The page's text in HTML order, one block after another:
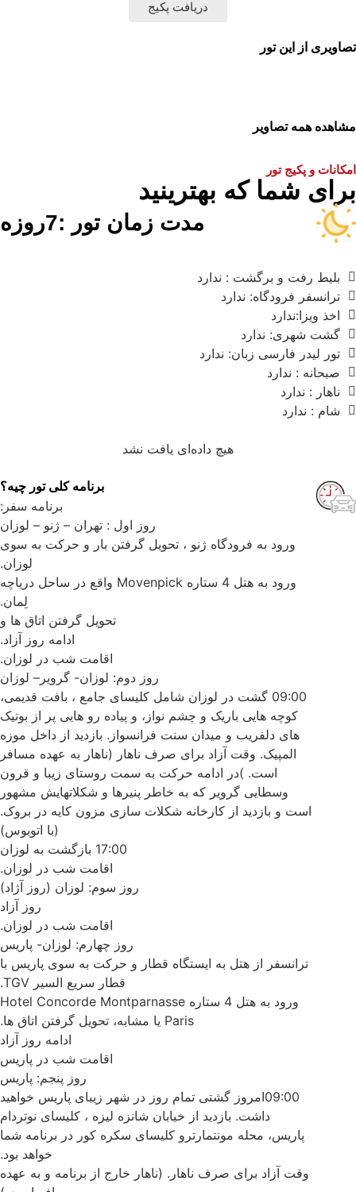
دریافت پکیج
تصاویری از این تور
مشاهده همه تصاویر
امکانات و پکیج تور
برای شما که بهترینید
مدت زمان تور :7روزه
بلیط رفت و برگشت : ندارد
ترانسفر فرودگاه: ندارد
اخذ ویزا:ندارد
گشت شهری: ندارد
تور لیدر فارسی زبان: ندارد
صبحانه : ندارد
ناهار : ندارد
شام : ندارد
هیچ داده‌ای یافت نشد
برنامه کلی تور چیه؟
برنامه سفر:
روز اول : تهران – ژنو – لوزان
ورود به فرودگاه ژنو ، تحویل گرفتن بار و حرکت به سوی
لوزان.
ورود به هتل 4 ستاره Movenpick واقع در ساحل دریاچه
لِمان.
تحویل گرفتن اتاق ها و
ادامه روز آزاد.
اقامت شب در لوزان.
روز دوم: لوزان- گرویر– لوزان
09:00 گشت در لوزان شامل کلیسای جامع ، بافت قدیمی،
کوچه هایی باریک و چشم نواز، و پیاده رو هایی پر از بوتیک
های دلفریب و میدان سنت فرانسواز. بازدید از داخل موزه
المپیک. وقت آزاد برای صرف ناهار (ناهار به عهده مسافر
است. )در ادامه حرکت به سمت روستای زیبا و قرون
وسطایی گرویر که به خاطر پنیرها و شکلاتهایش مشهور
است و بازدید از کارخانه شکلات سازی مزون کایه در بروک.
(با اتوبوس)
17:00 بازگشت به لوزان
اقامت شب در لوزان.
روز سوم: لوزان (روز آژاد)
روز آزاد
اقامت شب در لوزان.
روز چهارم: لوزان- پاریس
ترانسفر از هتل به ایستگاه قطار و حرکت به سوی پاریس با
قطار سریع السیر TGV.
ورود به هتل 4 ستاره Hotel Concorde Montparnasse
Paris یا مشابه، تحویل گرفتن اتاق ها.
ادامه روز آزاد
اقامت شب در پاریس
روز پنجم: پاریس
09:00امروز گشتی تمام روز در شهر زیبای پاریس خواهید
داشت. بازدید از خیابان شانزه لیزه ، کلیسای نوتردام
پاریس، محله مونتمارترو کلیسای سکره کور در برنامه شما
خواهد بود.
وقت آزاد برای صرف ناهار. (ناهار خارج از برنامه و به عهده